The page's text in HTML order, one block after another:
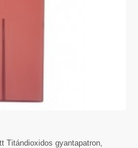
Titándioxidos gyantapatron,